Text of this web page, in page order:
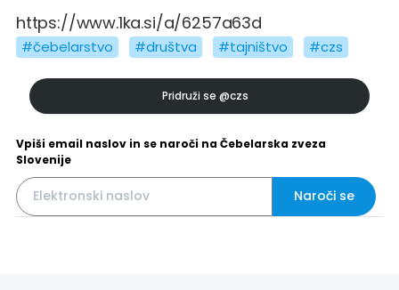
https://www.1ka.si/a/6257a63d
#čebelarstvo #društva #tajništvo #czs
Pridruži se @czs
Vpiši email naslov in se naroči na Čebelarska zveza
Slovenije
Naroči se